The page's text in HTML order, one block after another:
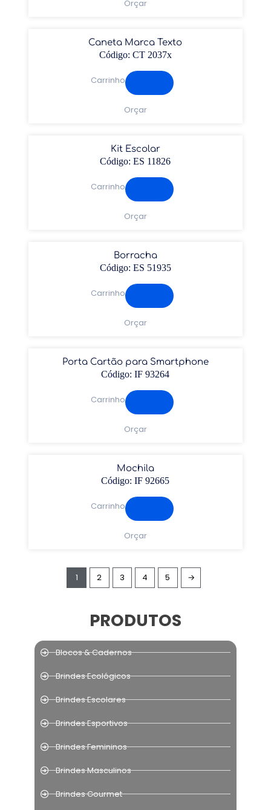
Orçar
Caneta Marca Texto
Código: CT 2037x
Carrinho
Orçar
Kit Escolar
Código: ES 11826
Carrinho
Orçar
Borracha
Código: ES 51935
Carrinho
Orçar
Porta Cartão para Smartphone
Código: IF 93264
Carrinho
Orçar
Mochila
Código: IF 92665
Carrinho
Orçar
1 2 3 4 5 →
PRODUTOS
Blocos & Cadernos
Brindes Ecológicos
Brindes Escolares
Brindes Esportivos
Brindes Femininos
Brindes Masculinos
Brindes Gourmet